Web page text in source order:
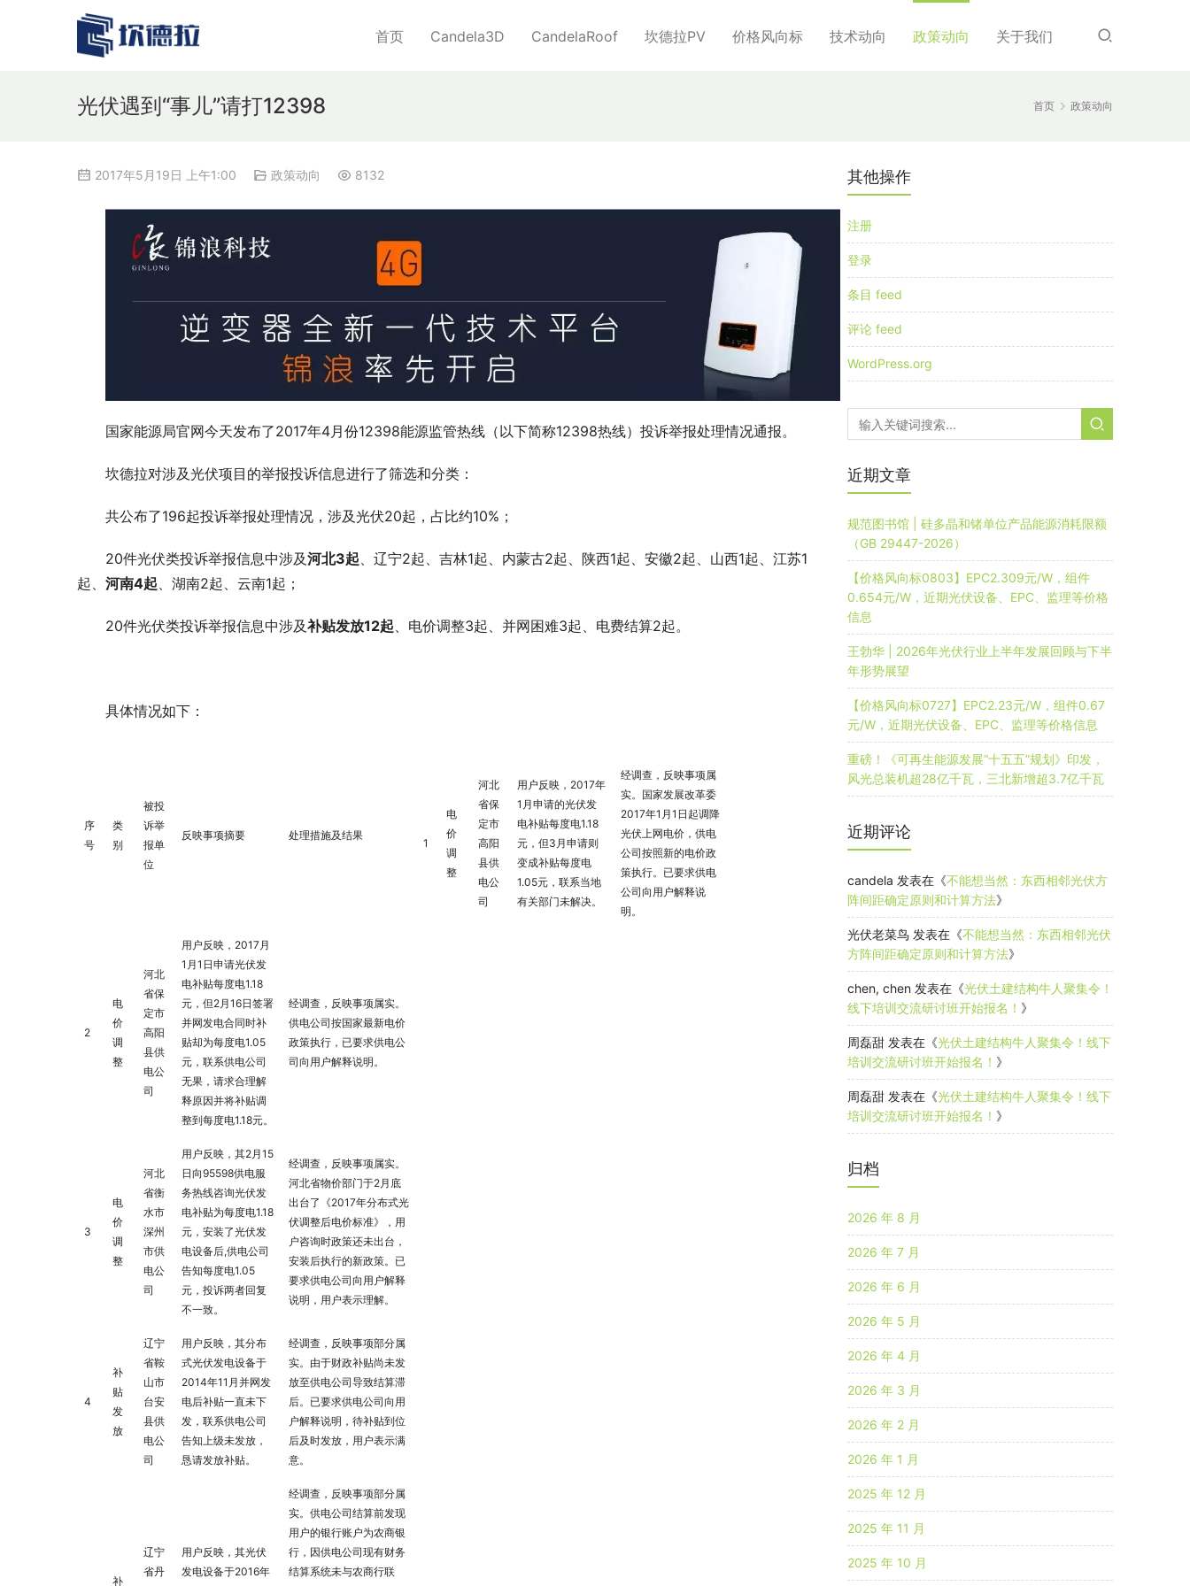
首页 Candela3D CandelaRoof 坎德拉PV 价格风向标 技术动向 政策动向 关于我们
首页 政策动向
光伏遇到“事儿”请打12398
2017年5月19日 上午1:00 政策动向 8132
国家能源局官网今天发布了2017年4月份12398能源监管热线（以下简称12398热线）投诉举报处理情况通报。
坎德拉对涉及光伏项目的举报投诉信息进行了筛选和分类：
共公布了196起投诉举报处理情况，涉及光伏20起，占比约10%；
20件光伏类投诉举报信息中涉及河北3起 、辽宁2起、吉林1起、内蒙古2起、陕西1起、安徽2起、山西1起、江苏1
起、 河南4起 、湖南2起、云南1起；
20件光伏类投诉举报信息中涉及补贴发放12起 、电价调整3起、并网困难3起、电费结算2起。
具体情况如下：
序
号
类
别
被投
诉举
报单
位
反映事项摘要 处理措施及结果
1
电
价
调
整
河北
省保
定市
高阳
县供
电公
司
用户反映，2017年
1月申请的光伏发
电补贴每度电1.18
元，但3月申请则
变成补贴每度电
1.05元，联系当地
有关部门未解决。
经调查，反映事项属
实。国家发展改革委
2017年1月1日起调降
光伏上网电价，供电
公司按照新的电价政
策执行。已要求供电
公司向用户解释说
明。
2
电
价
调
整
河北
省保
定市
高阳
县供
电公
司
用户反映，2017月
1月1日申请光伏发
电补贴每度电1.18
元，但2月16日签署
并网发电合同时补
贴却为每度电1.05
元，联系供电公司
无果，请求合理解
释原因并将补贴调
整到每度电1.18元。
经调查，反映事项属实。
供电公司按国家最新电价
政策执行，已要求供电公
司向用户解释说明。
3
电
价
调
整
河北
省衡
水市
深州
市供
电公
司
用户反映，其2月15
日向95598供电服
务热线咨询光伏发
电补贴为每度电1.18
元，安装了光伏发
电设备后,供电公司
告知每度电1.05
元，投诉两者回复
不一致。
经调查，反映事项属实。
河北省物价部门于2月底
出台了《2017年分布式光
伏调整后电价标准》，用
户咨询时政策还未出台，
安装后执行的新政策。已
要求供电公司向用户解释
说明，用户表示理解。
4
补
贴
发
放
辽宁
省鞍
山市
台安
县供
电公
司
用户反映，其分布
式光伏发电设备于
2014年11月并网发
电后补贴一直未下
发，联系供电公司
告知上级未发放，
恳请发放补贴。
经调查，反映事项部分属
实。由于财政补贴尚未发
放至供电公司导致结算滞
后。已要求供电公司向用
户解释说明，待补贴到位
后及时发放，用户表示满
意。
补
辽宁
省丹
用户反映，其光伏
发电设备于2016年
经调查，反映事项部分属
实。供电公司结算前发现
用户的银行账户为农商银
行，因供电公司现有财务
结算系统未与农商行联
其他操作
注册
登录
条目 feed
评论 feed
WordPress.org
近期文章
规范图书馆 | 硅多晶和锗单位产品能源消耗限额
（GB 29447-2026）
【价格风向标0803】EPC2.309元/W，组件
0.654元/W，近期光伏设备、EPC、监理等价格
信息
王勃华 | 2026年光伏行业上半年发展回顾与下半
年形势展望
【价格风向标0727】EPC2.23元/W，组件0.67
元/W，近期光伏设备、EPC、监理等价格信息
重磅！《可再生能源发展“十五五”规划》印发，
风光总装机超28亿千瓦，三北新增超3.7亿千瓦
近期评论
candela 发表在《不能想当然：东西相邻光伏方
阵间距确定原则和计算方法》
光伏老菜鸟 发表在《不能想当然：东西相邻光伏
方阵间距确定原则和计算方法》
chen, chen 发表在《光伏土建结构牛人聚集令！
线下培训交流研讨班开始报名！ 》
周磊甜 发表在《光伏土建结构牛人聚集令！线下
培训交流研讨班开始报名！ 》
周磊甜 发表在《光伏土建结构牛人聚集令！线下
培训交流研讨班开始报名！ 》
归档
2026 年 8 月
2026 年 7 月
2026 年 6 月
2026 年 5 月
2026 年 4 月
2026 年 3 月
2026 年 2 月
2026 年 1 月
2025 年 12 月
2025 年 11 月
2025 年 10 月